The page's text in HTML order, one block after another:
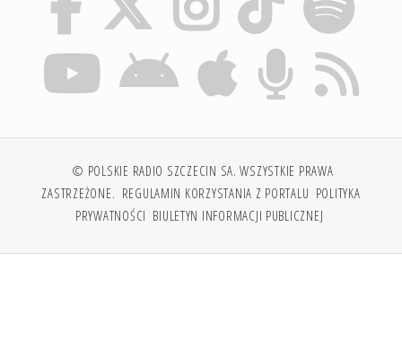
© POLSKIE RADIO SZCZECIN SA. WSZYSTKIE PRAWA
ZASTRZEŻONE. REGULAMIN KORZYSTANIA Z PORTALU POLITYKA
PRYWATNOŚCI BIULETYN INFORMACJI PUBLICZNEJ